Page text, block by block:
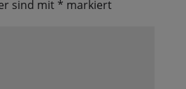
sind mit * markiert